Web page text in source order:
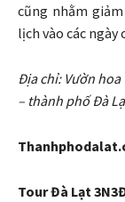
cũng nhằm
lịch vào các ngày
Địa chỉ: Vườn
– thành phố Đà
Tour Đà Lạt